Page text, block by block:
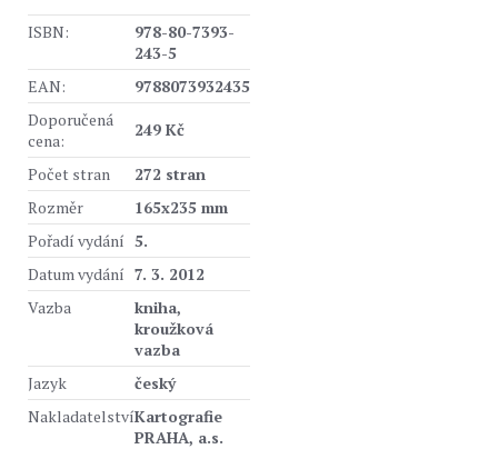
ISBN:
978-80-7393-
243-5
EAN:
9788073932435
Doporučená
cena:
249 Kč
Počet stran
272 stran
Rozměr
165x235 mm
Pořadí vydání 5.
Datum vydání 7. 3. 2012
Vazba
kniha,
kroužková
vazba
Jazyk
český
NakladatelstvíKartografie
PRAHA, a.s.